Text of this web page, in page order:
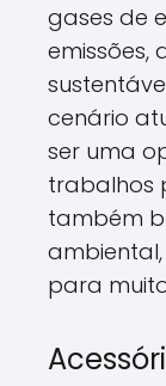
gases de
emissões,
cenário
ser uma
trabalhos
também
para